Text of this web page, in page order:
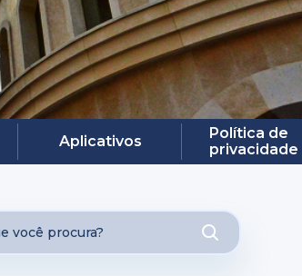
Aplicativos
Política de
privacidade